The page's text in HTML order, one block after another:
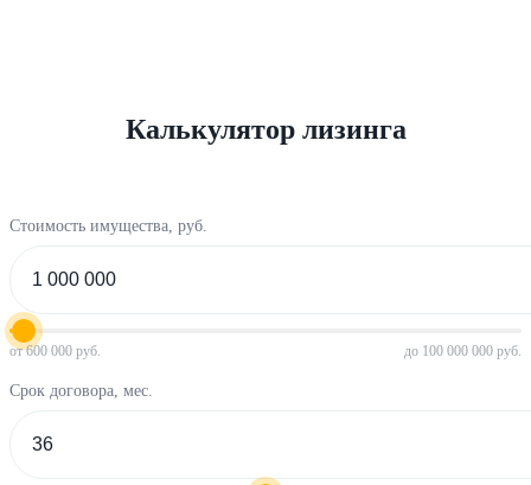
Калькулятор лизинга
Стоимость имущества, руб.
от 600 000 руб. до 100 000 000 руб.
Срок договора, мес.